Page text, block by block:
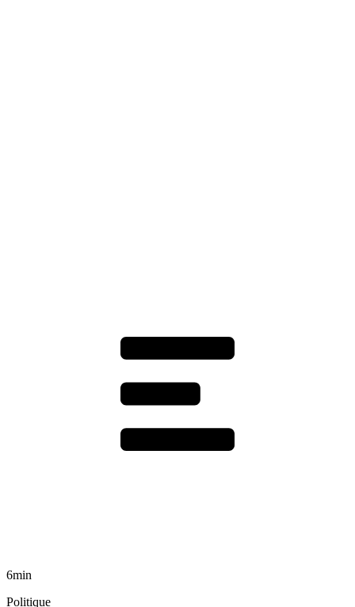
6min
Politique